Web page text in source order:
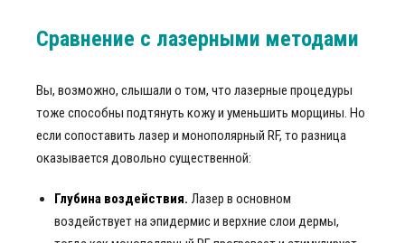
Сравнение с лазерными методами
Вы, возможно, слышали о том, что лазерные процедуры
тоже способны подтянуть кожу и уменьшить морщины. Но
если сопоставить лазер и монополярный RF, то разница
оказывается довольно существенной:
Глубина воздействия. Лазер в основном
воздействует на эпидермис и верхние слои дермы,